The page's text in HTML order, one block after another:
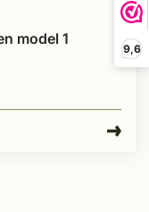
9,6
model 1